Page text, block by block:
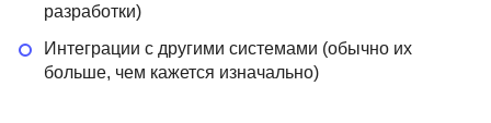
разработки)
Интеграции с другими системами (обычно их
больше, чем кажется изначально)